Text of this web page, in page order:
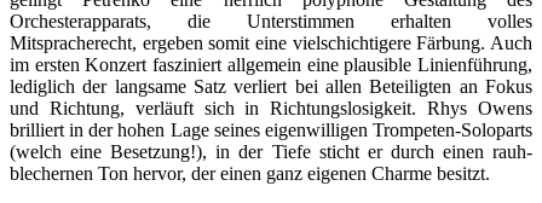
Orchesterapparats, die Unterstimmen erhalten volles
Mitspracherecht, ergeben somit eine vielschichtigere Färbung. Auch
im ersten Konzert fasziniert allgemein eine plausible Linienführung,
lediglich der langsame Satz verliert bei allen Beteiligten an Fokus
und Richtung, verläuft sich in Richtungslosigkeit. Rhys Owens
brilliert in der hohen Lage seines eigenwilligen Trompeten-Soloparts
(welch eine Besetzung!), in der Tiefe sticht er durch einen rauh-
blechernen Ton hervor, der einen ganz eigenen Charme besitzt.